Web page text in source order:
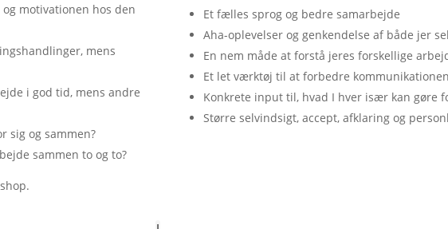
motivationen hos den
mens
i god tid, mens andre
sig og sammen?
sammen to og to?
Et fælles sprog og bedre samarbejde
Aha-oplevelser og genkendelse af både jer
En nem måde at forstå jeres forskellige
Et let værktøj til at forbedre
Konkrete input til, hvad I hver især kan gøre
Større selvindsigt, accept, afklaring og